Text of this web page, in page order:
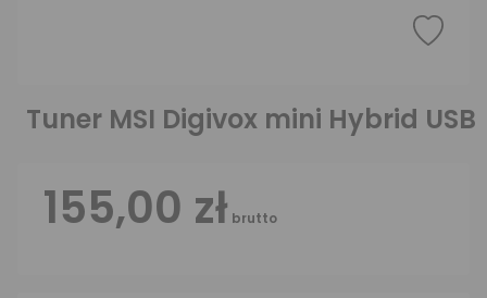
Tuner MSI Digivox mini Hybrid USB
155,00 zł brutto